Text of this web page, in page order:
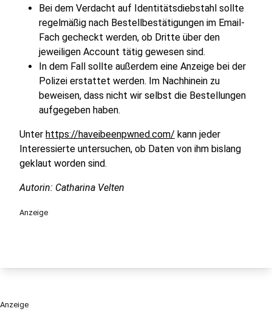
Bei dem Verdacht auf Identitätsdiebstahl sollte
regelmäßig nach Bestellbestätigungen im Email-
Fach gecheckt werden, ob Dritte über den
jeweiligen Account tätig gewesen sind.
In dem Fall sollte außerdem eine Anzeige bei der
Polizei erstattet werden. Im Nachhinein zu
beweisen, dass nicht wir selbst die Bestellungen
aufgegeben haben.
Unter https://haveibeenpwned.com/ kann jeder
Interessierte untersuchen, ob Daten von ihm bislang
geklaut worden sind.
Autorin: Catharina Velten
Anzeige
Anzeige